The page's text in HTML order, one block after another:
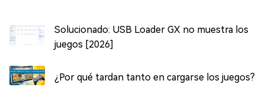
Solucionado: USB Loader GX no muestra los
juegos [2026]
¿Por qué tardan tanto en cargarse los juegos?